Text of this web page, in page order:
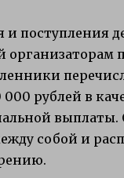
и поступления
организаторам
рублей в
выплаты.
собой и